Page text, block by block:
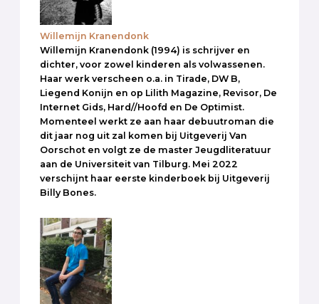
Willemijn Kranendonk
Willemijn Kranendonk (1994) is schrijver en
dichter, voor zowel kinderen als volwassenen.
Haar werk verscheen o.a. in Tirade, DW B,
Liegend Konijn en op Lilith Magazine, Revisor, De
Internet Gids, Hard//Hoofd en De Optimist.
Momenteel werkt ze aan haar debuutroman die
dit jaar nog uit zal komen bij Uitgeverij Van
Oorschot en volgt ze de master Jeugdliteratuur
aan de Universiteit van Tilburg. Mei 2022
verschijnt haar eerste kinderboek bij Uitgeverij
Billy Bones.